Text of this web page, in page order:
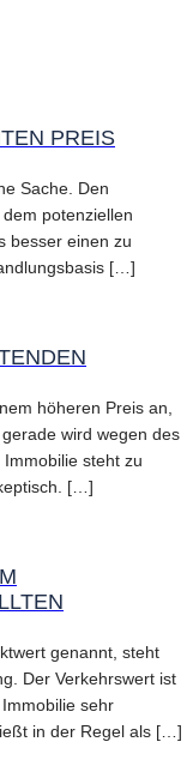
PREIS
Sache. Den
potenziellen
besser einen zu
[…]
höheren Preis an,
wird wegen des
steht zu
[…]
genannt, steht
Der Verkehrswert ist
sehr
in der Regel als […]